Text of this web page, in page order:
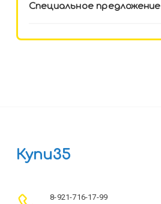
Специальное предложение
Купи35
8-921-716-17-99